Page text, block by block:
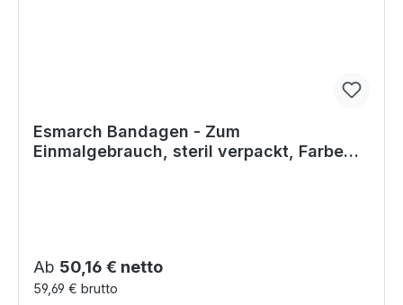
Esmarch Bandagen - Zum
Einmalgebrauch, steril verpackt, Farbe
Regulärer Preis:
Ab 50,16 € netto
59,69 € brutto